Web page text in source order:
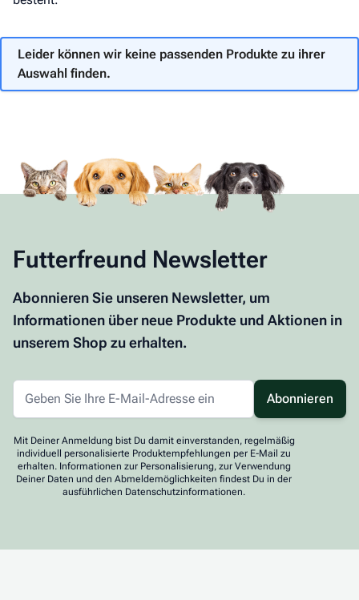
Leider können wir keine passenden Produkte zu ihrer
Auswahl finden.
Futterfreund Newsletter
Abonnieren Sie unseren Newsletter, um
Informationen über neue Produkte und Aktionen in
unserem Shop zu erhalten.
Abonnieren
Mit Deiner Anmeldung bist Du damit einverstanden, regelmäßig
individuell personalisierte Produktempfehlungen per E-Mail zu
erhalten. Informationen zur Personalisierung, zur Verwendung
Deiner Daten und den Abmeldemöglichkeiten findest Du in der
ausführlichen Datenschutzinformationen.